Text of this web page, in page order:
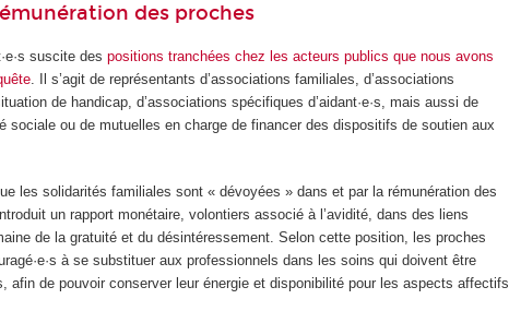
des proches
suscite despositions tranchées chez les acteurs publics que nous avons
. Il s’agit de représentants d’associations familiales, d’associations
de handicap, d’associations spécifiques d’aidant·e·s, mais aussi de
sociale ou de mutuelles en charge de financer des dispositifs de soutien aux
les solidarités familiales sont « dévoyées » dans et par la rémunération des
un rapport monétaire, volontiers associé à l’avidité, dans des liens
de la gratuité et du désintéressement. Selon cette position, les proches
à se substituer aux professionnels dans les soins qui doivent être
afin de pouvoir conserver leur énergie et disponibilité pour les aspects affectifs